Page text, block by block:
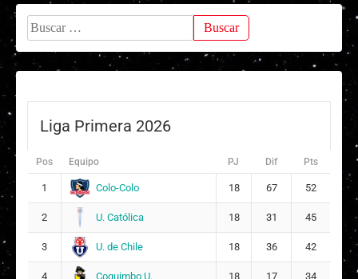
de
entradas
Buscar:
Liga Primera 2026
Pos Equipo PJ Dif Pts
1 Colo-Colo 18 67 52
2 U. Católica 18 31 45
3 U. de Chile 18 36 42
4 Coquimbo U. 18 17 34